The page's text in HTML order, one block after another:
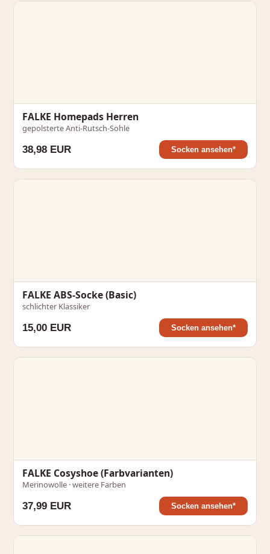
FALKE Homepads Herren
gepolsterte Anti-Rutsch-Sohle
38,98 EUR Socken ansehen*
FALKE ABS-Socke (Basic)
schlichter Klassiker
15,00 EUR Socken ansehen*
FALKE Cosyshoe (Farbvarianten)
Merinowolle · weitere Farben
37,99 EUR Socken ansehen*